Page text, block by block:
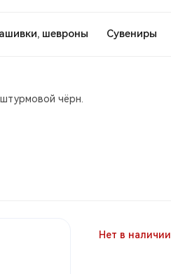
шевроны Сувениры
чёрн.
Нет в наличии